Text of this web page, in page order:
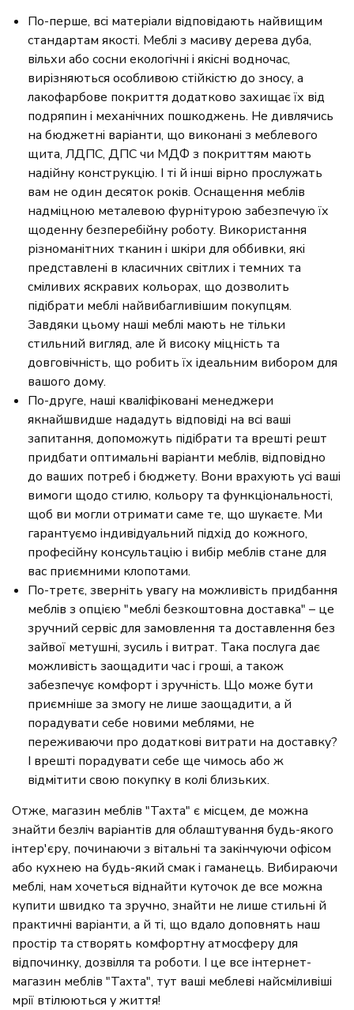
По-перше, всі матеріали відповідають найвищим
стандартам якості. Меблі з масиву дерева дуба,
вільхи або сосни екологічні і якісні водночас,
вирізняються особливою стійкістю до зносу, а
лакофарбове покриття додатково захищає їх від
подряпин і механічних пошкоджень. Не дивлячись
на бюджетні варіанти, що виконані з меблевого
щита, ЛДПС, ДПС чи МДФ з покриттям мають
надійну конструкцію. І ті й інші вірно прослужать
вам не один десяток років. Оснащення меблів
надміцною металевою фурнітурою забезпечую їх
щоденну безперебійну роботу. Використання
різноманітних тканин і шкіри для оббивки, які
представлені в класичних світлих і темних та
сміливих яскравих кольорах, що дозволить
підібрати меблі найвибагливішим покупцям.
Завдяки цьому наші меблі мають не тільки
стильний вигляд, але й високу міцність та
довговічність, що робить їх ідеальним вибором для
вашого дому.
По-друге, наші кваліфіковані менеджери
якнайшвидше нададуть відповіді на всі ваші
запитання, допоможуть підібрати та врешті решт
придбати оптимальні варіанти меблів, відповідно
до ваших потреб і бюджету. Вони врахують усі ваші
вимоги щодо стилю, кольору та функціональності,
щоб ви могли отримати саме те, що шукаєте. Ми
гарантуємо індивідуальний підхід до кожного,
професійну консультацію і вибір меблів стане для
вас приємними клопотами.
По-третє, зверніть увагу на можливість придбання
меблів з опцією "меблі безкоштовна доставка" – це
зручний сервіс для замовлення та доставлення без
зайвої метушні, зусиль і витрат. Така послуга дає
можливість заощадити час і гроші, а також
забезпечує комфорт і зручність. Що може бути
приємніше за змогу не лише заощадити, а й
порадувати себе новими меблями, не
переживаючи про додаткові витрати на доставку?
І врешті порадувати себе ще чимось або ж
відмітити свою покупку в колі близьких.
Отже, магазин меблів "Тахта" є місцем, де можна
знайти безліч варіантів для облаштування будь-якого
інтер'єру, починаючи з вітальні та закінчуючи офісом
або кухнею на будь-який смак і гаманець. Вибираючи
меблі, нам хочеться віднайти куточок де все можна
купити швидко та зручно, знайти не лише стильні й
практичні варіанти, а й ті, що вдало доповнять наш
простір та створять комфортну атмосферу для
відпочинку, дозвілля та роботи. І це все інтернет-
магазин меблів "Тахта", тут ваші меблеві найсміливіші
мрії втілюються у життя!